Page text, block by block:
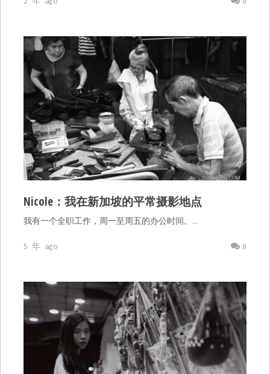
Nicole：我在新加坡的平常摄影地点
我有一个全职工作，周一至周五的办公时间。…
0
5 年 ago